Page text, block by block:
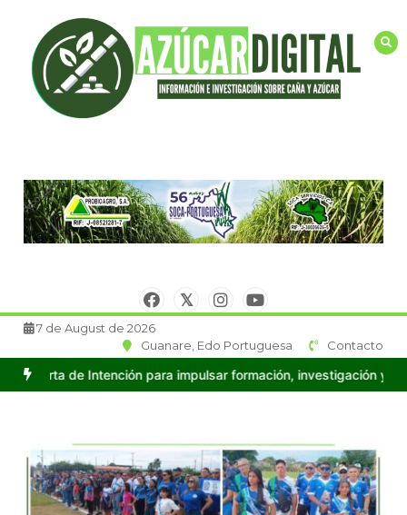
contenido
7 de August de 2026
Guanare, Edo Portuguesa
Contacto
para impulsar formación, investigación y producción en Caña de